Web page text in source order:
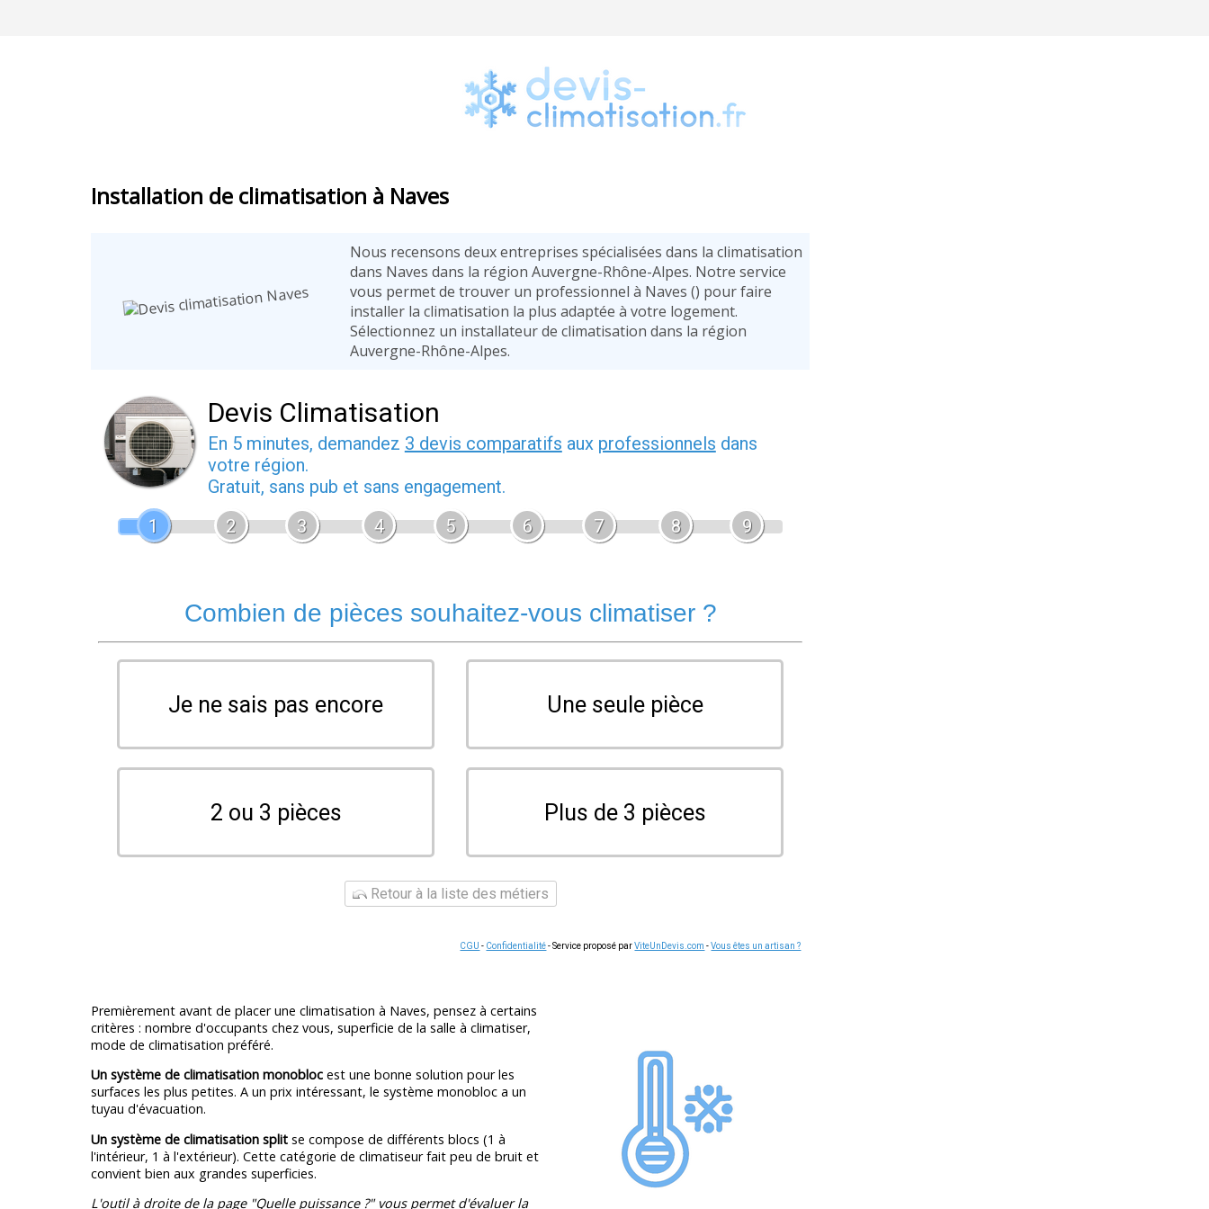
Installation de climatisation à Naves
Nous recensons deux entreprises spécialisées dans la climatisation
dans Naves dans la région Auvergne-Rhône-Alpes. Notre service
vous permet de trouver un professionnel à Naves () pour faire
installer la climatisation la plus adaptée à votre logement.
Sélectionnez un installateur de climatisation dans la région
Auvergne-Rhône-Alpes.
Devis Climatisation
En 5 minutes, demandez 3 devis comparatifs aux professionnels dans
votre région.
Gratuit, sans pub et sans engagement.
1
2 3 4 5 6 7 8 9
Combien de pièces souhaitez-vous climatiser ?
Je ne sais pas encore Une seule pièce
2 ou 3 pièces Plus de 3 pièces
Retour à la liste des métiers
CGU - Confidentialité- Service proposé parViteUnDevis.com -Vous êtes un artisan ?
Premièrement avant de placer une climatisation à Naves, pensez à certains
critères : nombre d'occupants chez vous, superficie de la salle à climatiser,
mode de climatisation préféré.
Un système de climatisation monoblocest une bonne solution pour les
surfaces les plus petites. A un prix intéressant, le système monobloc a un
tuyau d'évacuation.
Un système de climatisation splitse compose de différents blocs (1 à
l'intérieur, 1 à l'extérieur). Cette catégorie de climatiseur fait peu de bruit et
convient bien aux grandes superficies.
L'outil à droite de la page "Quelle puissance ?" vous permet d'évaluer la